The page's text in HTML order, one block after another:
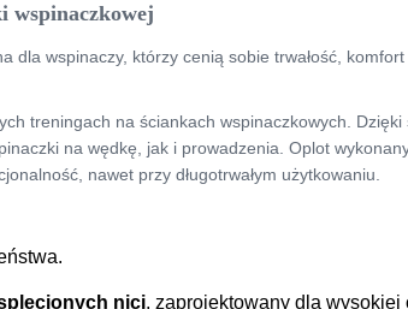
wspinaczkowej
dla wspinaczy, którzy cenią sobie trwałość,
treningach na ściankach wspinaczkowych.
na wędkę, jak i prowadzenia. Oplot
nawet przy długotrwałym użytkowaniu.
nici, zaprojektowany dla wysokiej